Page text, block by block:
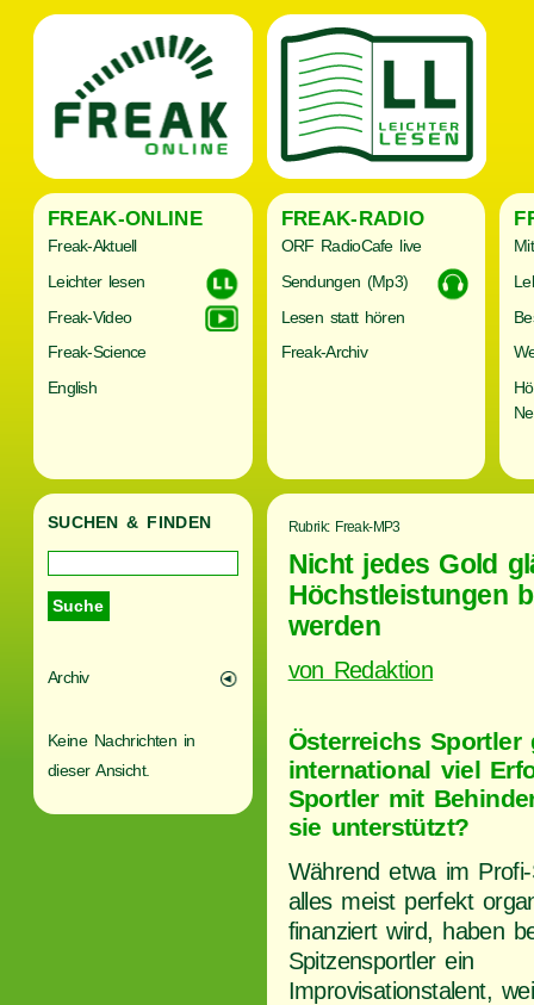
FREAK-ONLINE
Freak-Aktuell
Leichter lesen
Freak-Video
Freak-Science
English
FREAK-RADIO
ORF RadioCafe live
Sendungen (Mp3)
Lesen statt hören
Freak-Archiv
SUCHEN & FINDEN
Archiv
Keine Nachrichten in
dieser Ansicht.
Rubrik: Freak-MP3
Nicht jedes Gold
Höchstleistungen
werden
von Redaktion
Österreichs
international viel
Sportler mit
sie unterstützt?
Während etwa im
alles meist perfekt
finanziert wird, haben
Spitzensportler ein
Improvisationstalent,